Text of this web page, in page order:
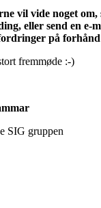
vil vide noget
eller send en e-
på forhånd
fremmøde :-)
SIG gruppen